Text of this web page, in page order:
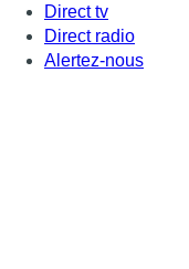
Direct tv
Direct radio
Alertez-nous